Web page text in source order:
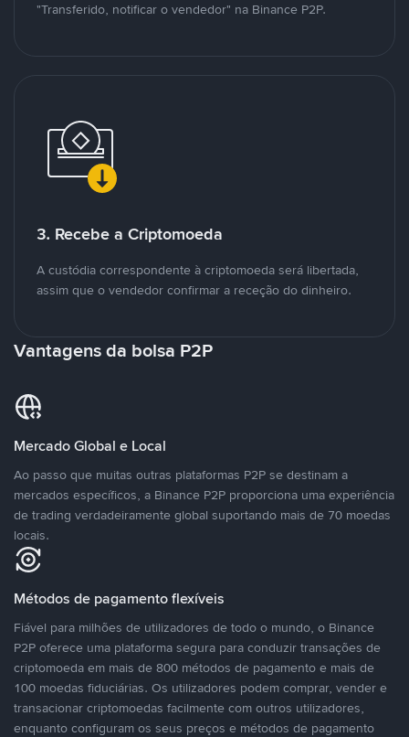
"Transferido, notificar o vendedor" na Binance P2P.
3. Recebe a Criptomoeda
A custódia correspondente à criptomoeda será libertada,
assim que o vendedor confirmar a receção do dinheiro.
Vantagens da bolsa P2P
Mercado Global e Local
Ao passo que muitas outras plataformas P2P se destinam a
mercados específicos, a Binance P2P proporciona uma experiência
de trading verdadeiramente global suportando mais de 70 moedas
locais.
Métodos de pagamento flexíveis
Fiável para milhões de utilizadores de todo o mundo, o Binance
P2P oferece uma plataforma segura para conduzir transações de
criptomoeda em mais de 800 métodos de pagamento e mais de
100 moedas fiduciárias. Os utilizadores podem comprar, vender e
transacionar criptomoedas facilmente com outros utilizadores,
enquanto configuram os seus preços e métodos de pagamento